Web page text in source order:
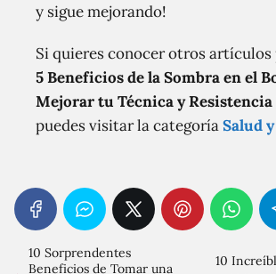
y sigue mejorando!
Si quieres conocer otros artículos
5 Beneficios de la Sombra en el
Mejorar tu Técnica y Resistencia
puedes visitar la categoríaSalud
10 Sorprendentes
Beneficios de Tomar una
10